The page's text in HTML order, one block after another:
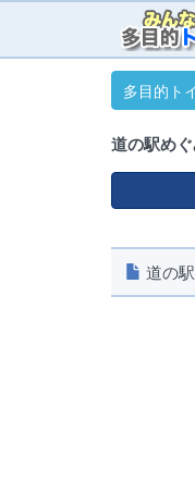
多目的ト
道の駅め
道の